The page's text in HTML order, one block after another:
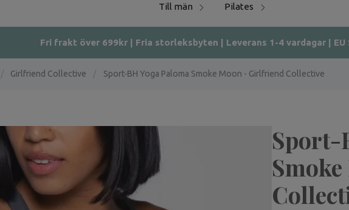
Till män Pilates
Fri frakt över 699kr | Fria storleksbyten | Leverans 1-4 vardagar | EU
Girlfriend Collective Sport-BH Yoga Paloma Smoke Moon - Girlfriend Collective
Sport-